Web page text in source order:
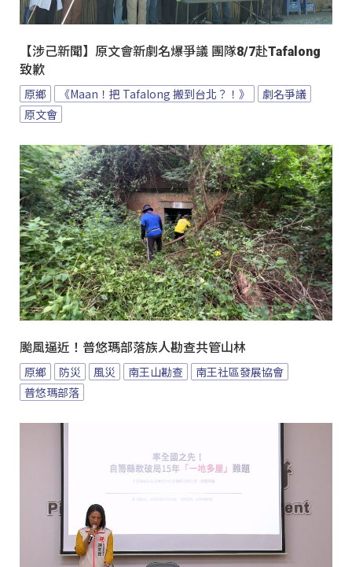
【涉己新聞】原文會新劇名爆爭議 團隊8/7赴Tafalong
致歉
原鄉 《Maan！把 Tafalong 搬到台北？！》
劇名爭議
原文會
颱風逼近！普悠瑪部落族人勘查共管山林
原鄉 防災 風災 南王山勘查
南王社區發展協會
普悠瑪部落